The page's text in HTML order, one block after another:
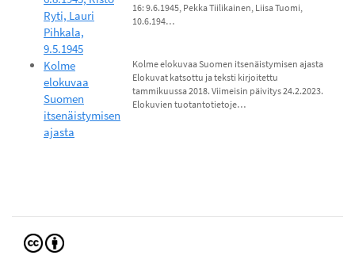
Ryti, Lauri
Pihkala,
9.5.1945
16: 9.6.1945, Pekka Tiilikainen, Liisa Tuomi,
10.6.194…
Kolme
elokuvaa
Suomen
itsenäistymisen
ajasta
Kolme elokuvaa Suomen itsenäistymisen ajasta
Elokuvat katsottu ja teksti kirjoitettu
tammikuussa 2018. Viimeisin päivitys 24.2.2023.
Elokuvien tuotantotietoje…